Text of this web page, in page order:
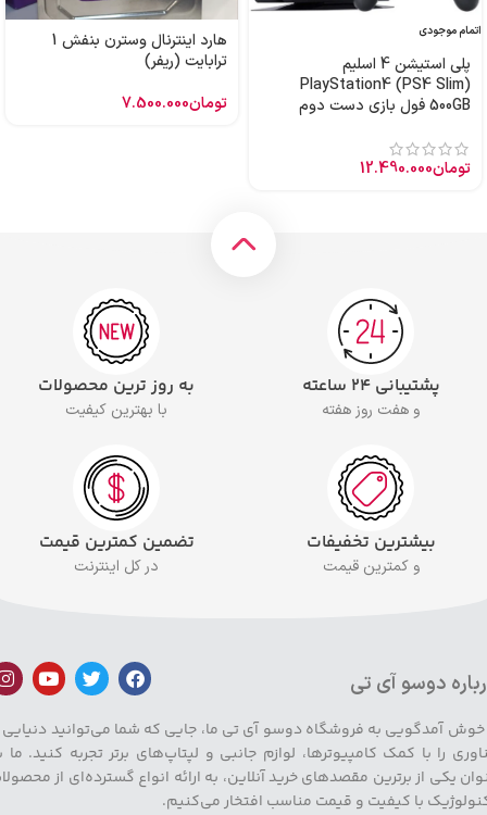
اتمام موجودی
پلی استیشن 4 اسلیم
PlayStation4 (PS4 Slim)
500GB فول بازی دست دوم
تومان12.490.000
هارد اینترنال وسترن بنفش 1
ترابایت (ریفر)
تومان7.500.000
پشتیبانی ۲۴ ساعته
و هفت روز هفته
به روز ترین محصولات
با بهترین کیفیت
بیشترین تخفیفات
و کمترین قیمت
تضمین کمترین قیمت
در کل اینترنت
دوسو آی تی
خوش آمدگویی به فروشگاه دوسو آی تی ما، جایی که شما می‌توانید دنیایی
را با کمک کامپیوترها، لوازم جانبی و لپتاپ‌های برتر تجربه کنید. ما
یکی از برترین مقصدهای خرید آنلاین، به ارائه انواع گسترده‌ای از
با کیفیت و قیمت مناسب افتخار می‌کنیم.